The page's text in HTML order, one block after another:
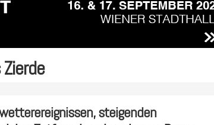
steigenden